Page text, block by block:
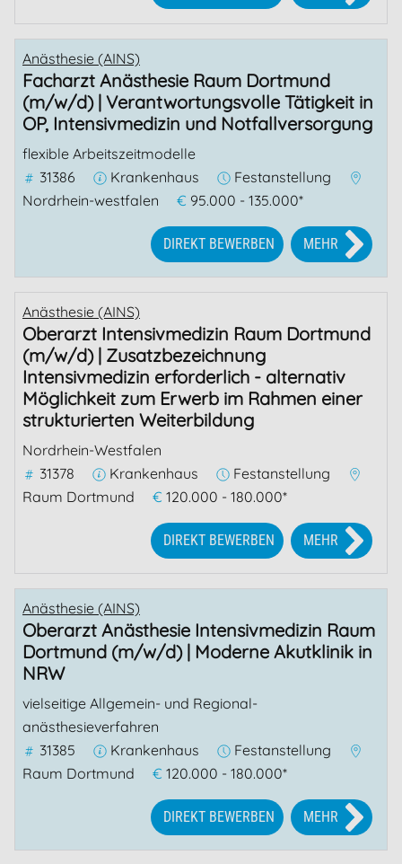
Anästhesie (AINS)
Facharzt Anästhesie Raum Dortmund
(m/w/d) | Verantwortungsvolle Tätigkeit in
OP, Intensivmedizin und Notfallversorgung
flexible Arbeitszeitmodelle
31386
Krankenhaus
Festanstellung
Nordrhein-westfalen
€ 95.000 - 135.000*
MEHR
DIREKT BEWERBEN
Anästhesie (AINS)
Oberarzt Intensivmedizin Raum Dortmund
(m/w/d) | Zusatzbezeichnung
Intensivmedizin erforderlich - alternativ
Möglichkeit zum Erwerb im Rahmen einer
strukturierten Weiterbildung
Nordrhein-Westfalen
31378
Krankenhaus
Festanstellung
Raum Dortmund
€ 120.000 - 180.000*
MEHR
DIREKT BEWERBEN
Anästhesie (AINS)
Oberarzt Anästhesie Intensivmedizin Raum
Dortmund (m/w/d) | Moderne Akutklinik in
NRW
vielseitige Allgemein- und Regional­
anästhesieverfahren
31385
Krankenhaus
Festanstellung
Raum Dortmund
€ 120.000 - 180.000*
MEHR
DIREKT BEWERBEN